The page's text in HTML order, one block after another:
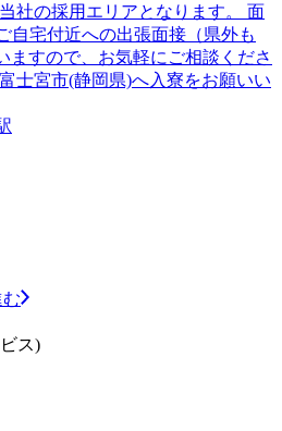
社の採用エリアとなります。 面
自宅付近への出張面接（県外も
ますので、お気軽にご相談くださ
士宮市(静岡県)へ入寮をお願いい
ス)